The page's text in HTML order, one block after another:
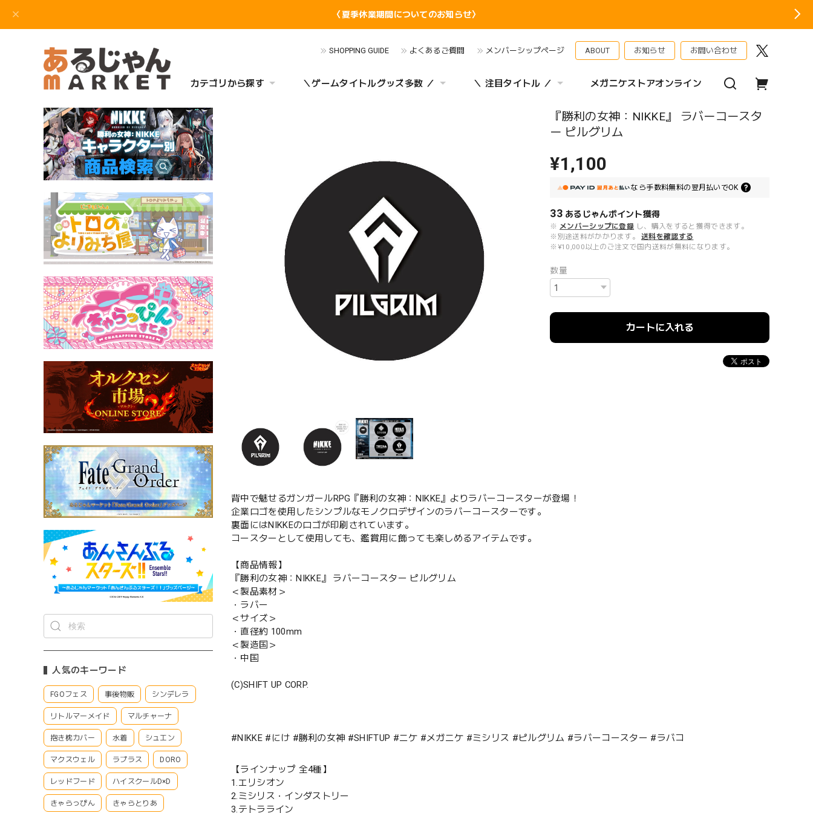
〈夏季休業期間についてのお知らせ〉
SHOPPING GUIDE よくあるご質問 メンバーシップページ ABOUT お知らせ お問い合わせ
カテゴリから探す ＼ゲームタイトルグッズ多数 ／ ＼ 注目タイトル ／ メガニケストアオンライン
人気のキーワード
FGOフェス 事後物販 シンデレラ
リトルマーメイド マルチャーナ
抱き枕カバー 水着 シュエン
マクスウェル ラプラス DORO
レッドフード ハイスクールD×D
きゃらっぴん きゃらとりあ
『勝利の女神：NIKKE』 ラバーコースタ
ー ピルグリム
¥1,100
なら手数料無料の 翌月払いでOK
33 あるじゃんポイント獲得
※ メンバーシップに登録 し、購入をすると獲得できます。
※別途送料がかかります。
送料を確認する
※¥10,000以上のご注文で国内送料が無料になります。
数量
カートに入れる
背中で魅せるガンガールRPG『勝利の女神：NIKKE』よりラバーコースターが登場！
企業ロゴを使用したシンプルなモノクロデザインのラバーコースターです。
裏面にはNIKKEのロゴが印刷されています。
コースターとして使用しても、鑑賞用に飾っても楽しめるアイテムです。
【商品情報】
『勝利の女神：NIKKE』 ラバーコースター ピルグリム
＜製品素材＞
・ラバー
＜サイズ＞
・直径約 100mm
＜製造国＞
・中国
(C)SHIFT UP CORP.
#NIKKE #にけ #勝利の女神 #SHIFTUP #ニケ #メガニケ #ミシリス #ピルグリム #ラバーコースター #ラバコ
【ラインナップ 全4種】
1.エリシオン
2.ミシリス・インダストリー
3.テトラライン